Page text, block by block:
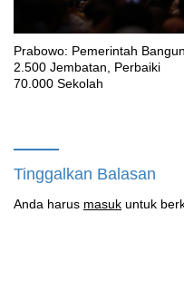
Prabowo: Pemerintah Bangun
2.500 Jembatan, Perbaiki
70.000 Sekolah
Tinggalkan Balasan
Anda harus masuk untuk